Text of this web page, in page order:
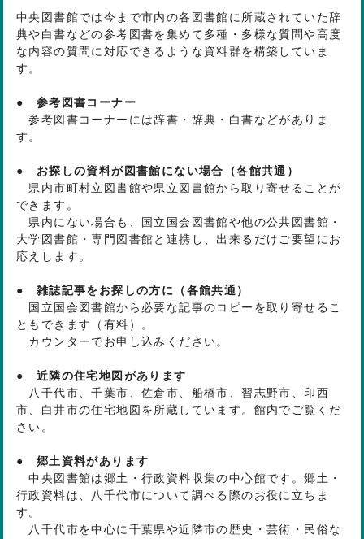
中央図書館では今まで市内の各図書館に所蔵されていた辞
典や白書などの参考図書を集めて多種・多様な質問や高度
な内容の質問に対応できるような資料群を構築していま
す。
● 参考図書コーナー
参考図書コーナーには辞書・辞典・白書などがありま
す。
● お探しの資料が図書館にない場合（各館共通）
県内市町村立図書館や県立図書館から取り寄せることが
できます。
県内にない場合も、国立国会図書館や他の公共図書館・
大学図書館・専門図書館と連携し、出来るだけご要望にお
応えします。
● 雑誌記事をお探しの方に（各館共通）
国立国会図書館から必要な記事のコピーを取り寄せるこ
ともできます（有料）。
カウンターでお申し込みください。
● 近隣の住宅地図があります
八千代市、千葉市、佐倉市、船橋市、習志野市、印西
市、白井市の住宅地図を所蔵しています。館内でご覧くだ
さい。
● 郷土資料があります
中央図書館は郷土・行政資料収集の中心館です。郷土・
行政資料は、八千代市について調べる際のお役に立ちま
す。
八千代市を中心に千葉県や近隣市の歴史・芸術・民俗な